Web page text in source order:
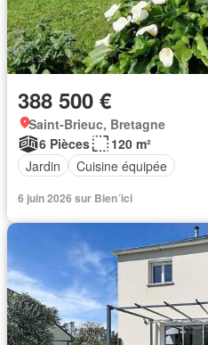
388 500 €
Saint-Brieuc, Bretagne
6 Pièces
120 m²
Jardin
Cuisine équipée
6 juin 2026 sur Bien´ici